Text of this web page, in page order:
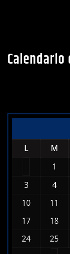
L
M
1
3
4
10
11
17
18
24
25